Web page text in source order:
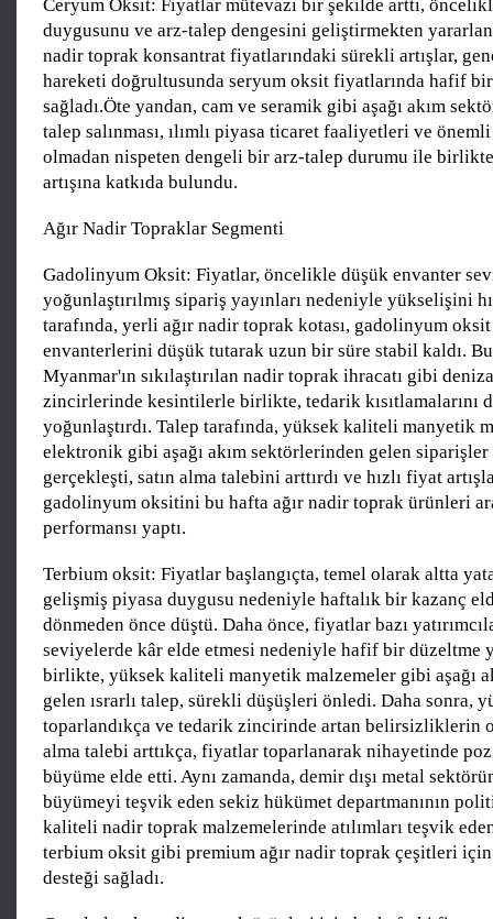
Ceryum Oksit: Fiyatlar mütevazı bir şekilde arttı,
duygusunu ve arz-talep dengesini geliştirmekten
nadir toprak konsantrat fiyatlarındaki sürekli artışlar,
hareketi doğrultusunda seryum oksit fiyatlarında hafif
sağladı.Öte yandan, cam ve seramik gibi aşağı akım
talep salınması, ılımlı piyasa ticaret faaliyetleri ve önemli
olmadan nispeten dengeli bir arz-talep durumu ile
artışına katkıda bulundu.
Ağır Nadir Topraklar Segmenti
Gadolinyum Oksit: Fiyatlar, öncelikle düşük envanter
yoğunlaştırılmış sipariş yayınları nedeniyle yükselişini
tarafında, yerli ağır nadir toprak kotası, gadolinyum oksit
envanterlerini düşük tutarak uzun bir süre stabil kaldı.
Myanmar'ın sıkılaştırılan nadir toprak ihracatı gibi
zincirlerinde kesintilerle birlikte, tedarik kısıtlamalarını
yoğunlaştırdı. Talep tarafında, yüksek kaliteli manyetik
elektronik gibi aşağı akım sektörlerinden gelen
gerçekleşti, satın alma talebini arttırdı ve hızlı fiyat
gadolinyum oksitini bu hafta ağır nadir toprak ürünleri
performansı yaptı.
Terbium oksit: Fiyatlar başlangıçta, temel olarak altta
gelişmiş piyasa duygusu nedeniyle haftalık bir kazanç
dönmeden önce düştü. Daha önce, fiyatlar bazı
seviyelerde kâr elde etmesi nedeniyle hafif bir düzeltme
birlikte, yüksek kaliteli manyetik malzemeler gibi aşağı
gelen ısrarlı talep, sürekli düşüşleri önledi. Daha sonra,
toparlandıkça ve tedarik zincirinde artan belirsizliklerin
alma talebi arttıkça, fiyatlar toparlanarak nihayetinde
büyüme elde etti. Aynı zamanda, demir dışı metal
büyümeyi teşvik eden sekiz hükümet departmanının
kaliteli nadir toprak malzemelerinde atılımları teşvik
terbium oksit gibi premium ağır nadir toprak çeşitleri
desteği sağladı.